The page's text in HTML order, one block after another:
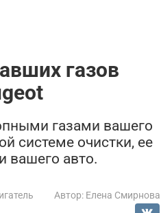
газов
газами вашего
системе очистки, ее
вашего авто.
Автор: Елена Смирнова